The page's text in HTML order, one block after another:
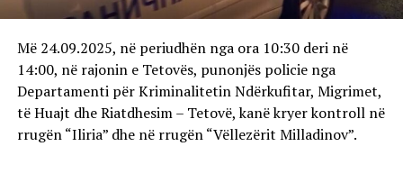
Më 24.09.2025, në periudhën nga ora 10:30 deri në
14:00, në rajonin e Tetovës, punonjës policie nga
Departamenti për Kriminalitetin Ndërkufitar, Migrimet,
të Huajt dhe Riatdhesim – Tetovë, kanë kryer kontroll në
rrugën “Iliria” dhe në rrugën “Vëllezërit Milladinov”.